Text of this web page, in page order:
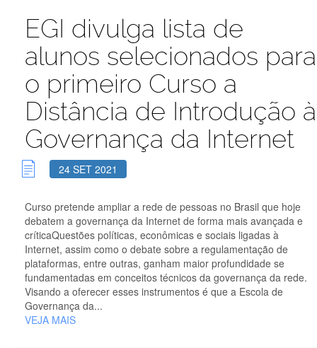
EGI divulga lista de
alunos selecionados para
o primeiro Curso a
Distância de Introdução à
Governança da Internet
24 SET 2021
Curso pretende ampliar a rede de pessoas no Brasil que hoje
debatem a governança da Internet de forma mais avançada e
críticaQuestões políticas, econômicas e sociais ligadas à
Internet, assim como o debate sobre a regulamentação de
plataformas, entre outras, ganham maior profundidade se
fundamentadas em conceitos técnicos da governança da rede.
Visando a oferecer esses instrumentos é que a Escola de
Governança da...
VEJA MAIS